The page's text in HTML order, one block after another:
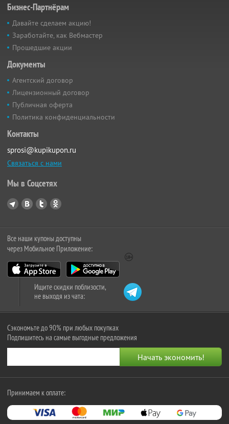
Бизнес-Партнёрам
Давайте сделаем акцию!
Заработайте, как Вебмастер
Прошедшие акции
Документы
Агентский договор
Лицензионный договор
Публичная оферта
Политика конфиденциальности
Контакты
sprosi@kupikupon.ru
Связаться с нами
Мы в Соцсетях
Все наши купоны доступны
через Мобильное Приложение:
Ищите скидки поблизости,
не выходя из чата:
Сэкономьте до 90% при любых покупках
Подпишитесь на самые выгодные предложения
Принимаем к оплате: